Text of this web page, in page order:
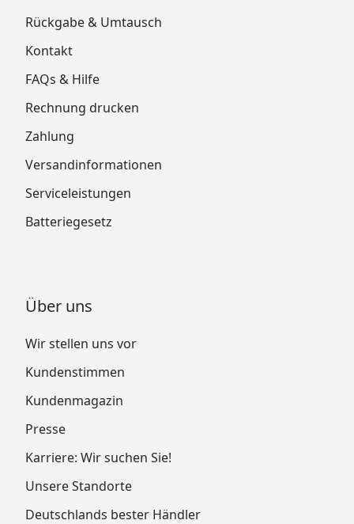
Rückgabe & Umtausch
Kontakt
FAQs & Hilfe
Rechnung drucken
Zahlung
Versandinformationen
Serviceleistungen
Batteriegesetz
Über uns
Wir stellen uns vor
Kundenstimmen
Kundenmagazin
Presse
Karriere: Wir suchen Sie!
Unsere Standorte
Deutschlands bester Händler